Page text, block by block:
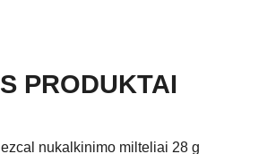
PRODUKTAI